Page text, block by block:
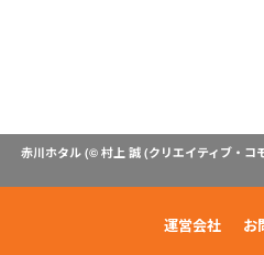
赤川ホタル (© 村上 誠 (クリエイティブ・コ
運営会社 お